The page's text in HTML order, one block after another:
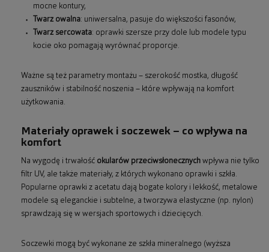
mocne kontury,
Twarz owalna: uniwersalna, pasuje do większości fasonów,
Twarz sercowata: oprawki szersze przy dole lub modele typu
kocie oko pomagają wyrównać proporcje.
Ważne są też parametry montażu – szerokość mostka, długość
zauszników i stabilność noszenia – które wpływają na komfort
użytkowania.
Materiały oprawek i soczewek – co wpływa na
komfort
Na wygodę i trwałość okularów przeciwsłonecznych wpływa nie tylko
filtr UV, ale także materiały, z których wykonano oprawki i szkła.
Popularne oprawki z acetatu dają bogate kolory i lekkość, metalowe
modele są eleganckie i subtelne, a tworzywa elastyczne (np. nylon)
sprawdzają się w wersjach sportowych i dziecięcych.
Soczewki mogą być wykonane ze szkła mineralnego (wyższa